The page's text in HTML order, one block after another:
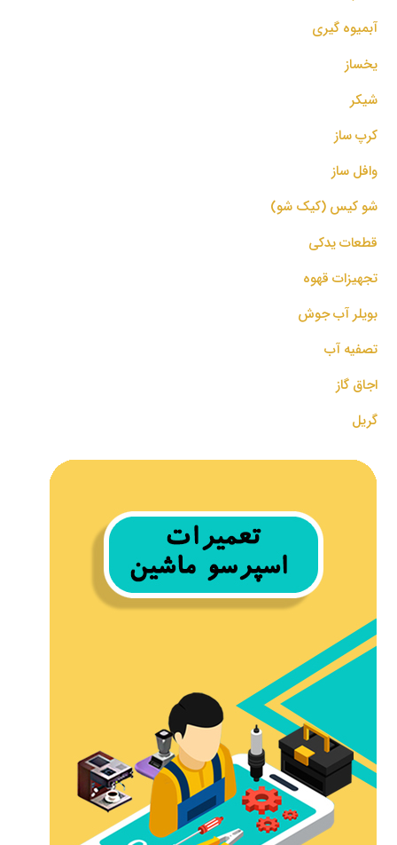
آبمیوه گیری
یخساز
شیکر
کرپ ساز
وافل ساز
شو کیس (کیک شو)
قطعات یدکی
تجهیزات قهوه
بویلر آب جوش
تصفیه آب
اجاق گاز
گریل